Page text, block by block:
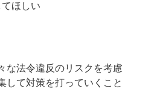
ほしい
な法令違反のリスクを考慮
して対策を打っていくこと